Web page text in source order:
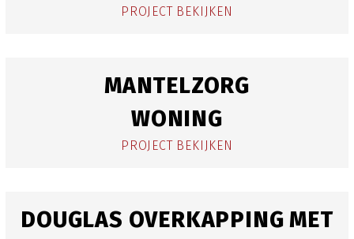
PROJECT BEKIJKEN
MANTELZORG
WONING
PROJECT BEKIJKEN
DOUGLAS OVERKAPPING MET